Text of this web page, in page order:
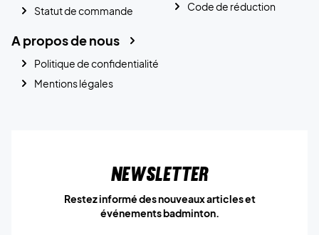
Statut de commande
Code de réduction
A propos de nous
Politique de confidentialité
Mentions légales
Newsletter
Restez informé des nouveaux articles et
événements badminton.